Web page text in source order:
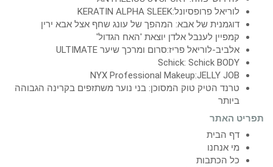
לוריאל פרופסיונל:KERATIN ALPHA SLEEK
דוגמנית של אבא: המהפך של עונג שחף אצל אבא ירין
קמפיין לענבל אלדן יוצאת 'האח הגדול'
אלביב-לוריאל פריז:סרום ומרכך שיער ULTIMATE
Schick: Schick BODY
NYX Professional Makeup:JELLY JOB
טרנד הטיק טוק המסוכן: בני נוער משתזפים בקרינה הגבוהה
ביותר
תפריט האתר
דף הבית
מי אנחנו
כל הכתבות